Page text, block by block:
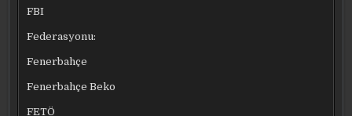
FBI
Federasyonu:
Fenerbahçe
Fenerbahçe Beko
FETÖ